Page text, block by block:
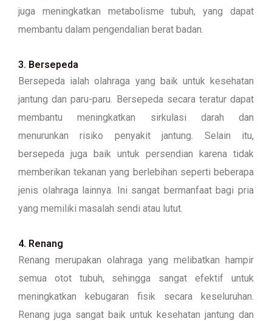
juga meningkatkan metabolisme tubuh, yang dapat
membantu dalam pengendalian berat badan.
3. Bersepeda
Bersepeda ialah olahraga yang baik untuk kesehatan
jantung dan paru-paru. Bersepeda secara teratur dapat
membantu meningkatkan sirkulasi darah dan
menurunkan risiko penyakit jantung. Selain itu,
bersepeda juga baik untuk persendian karena tidak
memberikan tekanan yang berlebihan seperti beberapa
jenis olahraga lainnya. Ini sangat bermanfaat bagi pria
yang memiliki masalah sendi atau lutut.
4. Renang
Renang merupakan olahraga yang melibatkan hampir
semua otot tubuh, sehingga sangat efektif untuk
meningkatkan kebugaran fisik secara keseluruhan.
Renang juga sangat baik untuk kesehatan jantung dan